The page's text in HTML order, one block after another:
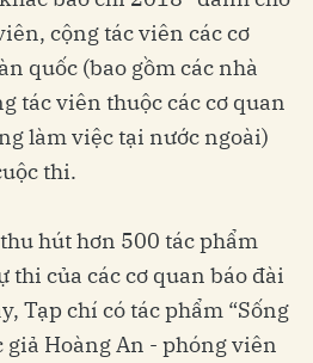
cộng tác viên các cơ
quốc (bao gồm các nhà
tác viên thuộc các cơ quan
làm việc tại nước ngoài)
thi.
hút hơn 500 tác phẩm
thi của các cơ quan báo đài
Tạp chí có tác phẩm “Sống
giả Hoàng An - phóng viên